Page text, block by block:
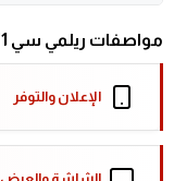
مواصفات ريلمي سي 71 التفصيلية
الإعلان والتوفر